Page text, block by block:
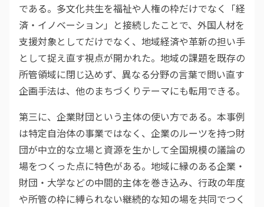
である。多文化共生を福祉や人権の枠だけでなく「経
済・イノベーション」と接続したことで、外国人材を
支援対象としてだけでなく、地域経済や革新の担い手
として捉え直す視点が開かれた。地域の課題を既存の
所管領域に閉じ込めず、異なる分野の言葉で問い直す
企画手法は、他のまちづくりテーマにも転用できる。
第三に、企業財団という主体の使い方である。本事例
は特定自治体の事業ではなく、企業のルーツを持つ財
団が中立的な立場と資源を生かして全国規模の議論の
場をつくった点に特色がある。地域に縁のある企業・
財団・大学などの中間的主体を巻き込み、行政の年度
や所管の枠に縛られない継続的な知の場を共同でつく